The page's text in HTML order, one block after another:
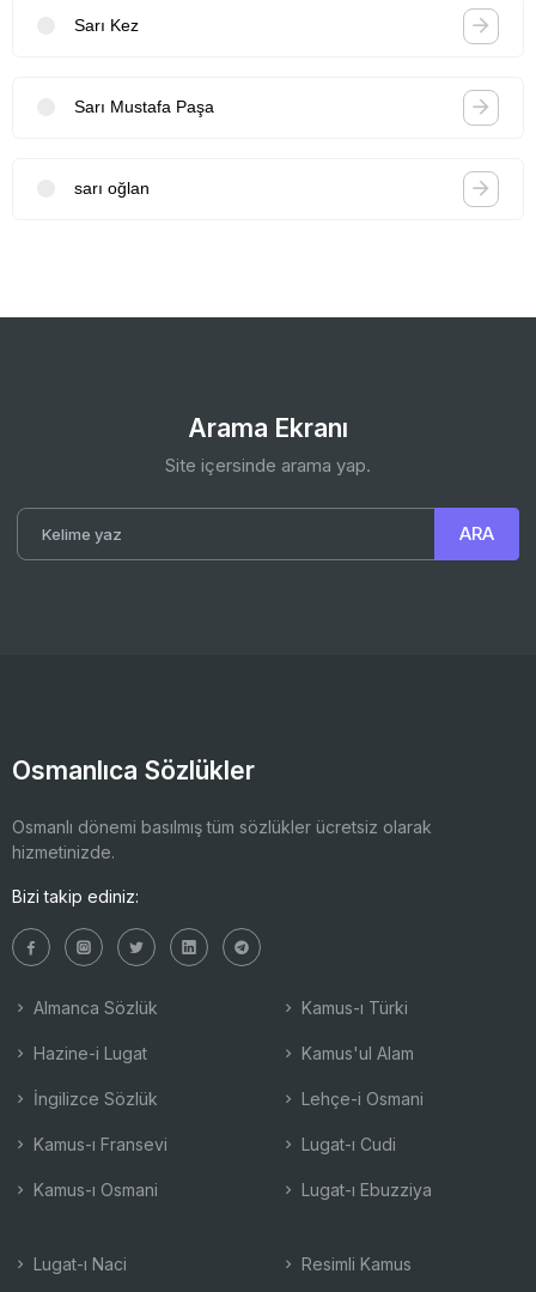
Sarı Kez
Sarı Mustafa Paşa
sarı oğlan
Arama Ekranı
Site içersinde arama yap.
Osmanlıca Sözlükler
Osmanlı dönemi basılmış tüm sözlükler ücretsiz olarak
hizmetinizde.
Bizi takip ediniz:
Almanca Sözlük
Hazine-i Lugat
İngilizce Sözlük
Kamus-ı Fransevi
Kamus-ı Osmani
Kamus-ı Türki
Kamus'ul Alam
Lehçe-i Osmani
Lugat-ı Cudi
Lugat-ı Ebuzziya
Lugat-ı Naci Resimli Kamus